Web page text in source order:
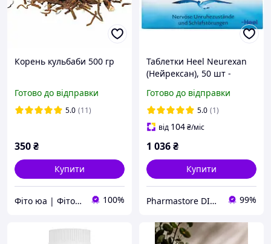
Корень кульбаби 500 гр
Готово до відправки
5.0 (11)
350₴
Купити
Фіто юа | Фітоаптека 100%
Таблетки Heel Neurexan
(Нейрексан), 50 шт -
натуральний засіб від
стресу і безсоння.
Готово до відправки
5.0 (1)
від 104₴/міс
1 036₴
Купити
Pharmastore DISCOUNT 99%